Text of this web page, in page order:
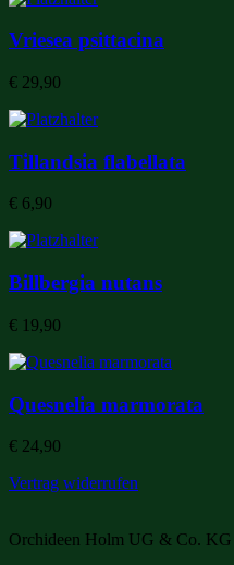
Vriesea psittacina
€ 29,90
Tillandsia flabellata
€ 6,90
Billbergia nutans
€ 19,90
Quesnelia marmorata
€ 24,90
Vertrag widerrufen
Orchideen Holm UG & Co. KG